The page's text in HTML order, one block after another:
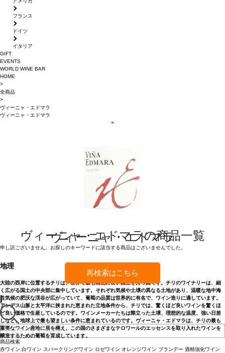
フランス
ドイツ
イタリア
GIFT
EVENTS
WORLD WINE BAR
HOME
>
全商品
>
ヴィーニャ・エドマラ
ヴィーニャ・エドマラ
×
ヴィーニャ・エドマラ
地理
大陸の西岸に位置するチリは、世界で最も南北に長い国土を持つ国です。チリのワイナリーは、細
く広がる国土の中央部に集中しています。それぞれ気候や土壌の異なる土地があり、温暖な地中海
性気候の肥沃な渓谷が広がっていて、葡萄の品質は世界的に有名で、ワイン造りに適しています。
アンデス山脈と太平洋に挟まれた恵まれた立地条件から、チリでは、驚くほど良いワインを驚くほ
ど良い価格で生産しているのです。ワインメーカーたちは際立った土壌、理想的な温度、強い日差
しなど、地球上で最も望ましい条件に恵まれているのです。ヴィーニャ・エドマラは、チリの最も
重要なワイン産地に居を構え、この国のさまざまなテロワールのエッセンスを取り入れたワインを
醸造するための葡萄を育成しています。
ヴィーニャ・エドマラの商品一覧
申し訳ございません。お探しのキーワードに該当する商品はございませんでした。
再検索はこちら
商品検索
赤ワイン 白ワイン スパークリングワイン ロゼワイン オレンジワイン ブランデー 酒精強化ワイン